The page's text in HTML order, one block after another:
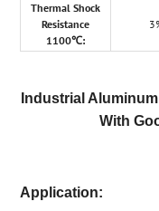
Thermal Shock
Resistance
1100℃:
Industrial
With
Application: